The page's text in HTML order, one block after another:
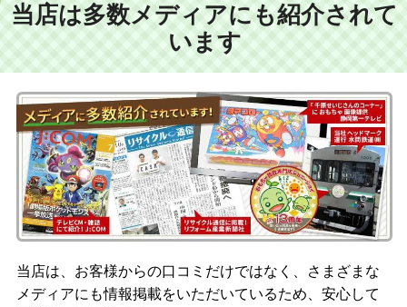
当店は多数メディアにも紹介されて
います
当店は、お客様からの口コミだけではなく、さまざまな
メディアにも情報掲載をいただいているため、安心して